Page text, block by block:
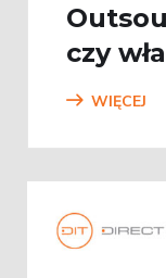
czy
WIĘCEJ